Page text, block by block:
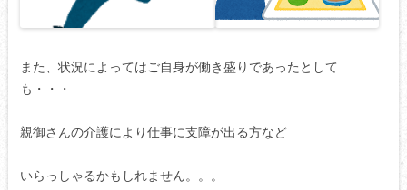
また、状況によってはご自身が働き盛りであったとして
も・・・
親御さんの介護により仕事に支障が出る方など
いらっしゃるかもしれません。。。